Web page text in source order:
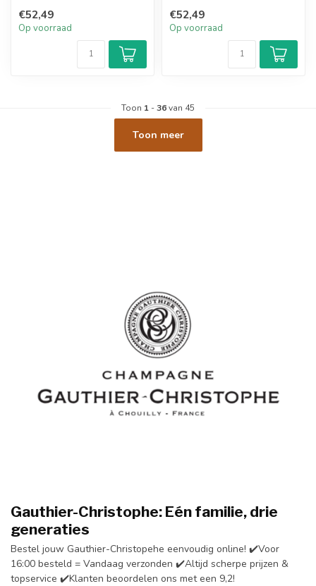
verfij...
€52,49
Op voorraad
€52,49
Op voorraad
Toon 1 -36van 45
Toon meer
Gauthier-Christophe: Eén familie, drie
generaties
Bestel jouw Gauthier-Christopehe eenvoudig online! ✔️Voor
16:00 besteld = Vandaag verzonden ✔️Altijd scherpe prijzen &
topservice ✔️Klanten beoordelen ons met een 9,2!